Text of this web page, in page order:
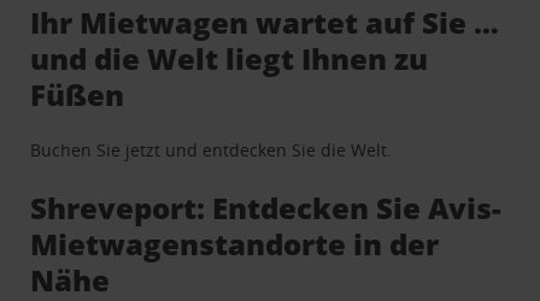
Ihr Mietwagen wartet auf Sie …
und die Welt liegt Ihnen zu
Füßen
Buchen Sie jetzt und entdecken Sie die Welt.
Shreveport: Entdecken Sie Avis-
Mietwagenstandorte in der
Nähe